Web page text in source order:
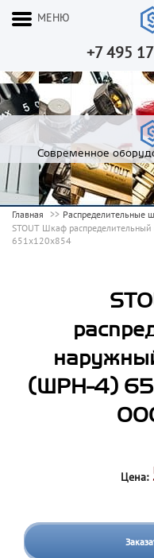
+7 495
МЕНЮ
Современное
Главная Распределительные
STOUT Шкаф
651х120х854
(ШРН-4)
Цена: